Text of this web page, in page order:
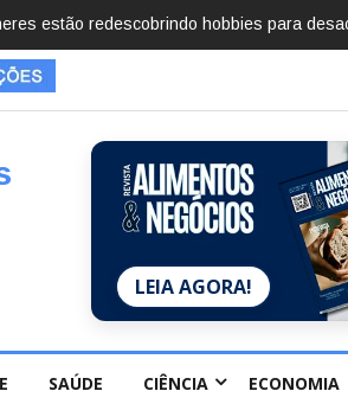
em 2025, diz Anuário de Segurança
LEIA AGORA!
SAÚDE CIÊNCIA ECONOMIA